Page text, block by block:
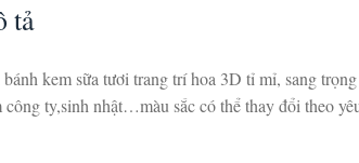
tả
kem sữa tươi trang trí hoa 3D tỉ mỉ, sang
công ty,sinh nhật…màu sắc có thể thay đổi theo